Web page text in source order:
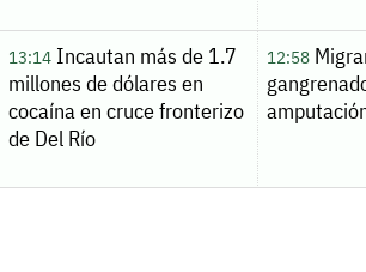
13:14Incautan más de 1.7
millones de dólares en
cocaína en cruce fronterizo
de Del Río
12:58